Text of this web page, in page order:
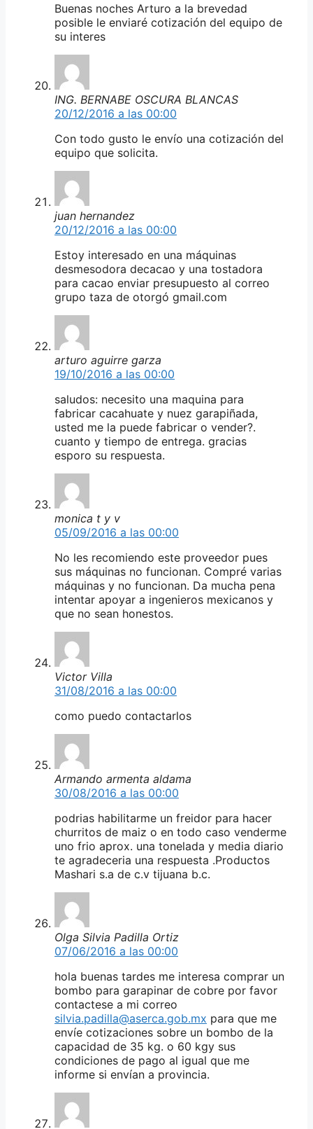
Buenas noches Arturo a la brevedad
posible le enviaré cotización del equipo de
su interes
ING. BERNABE OSCURA BLANCAS
20/12/2016 a las 00:00
Con todo gusto le envío una cotización del
equipo que solicita.
juan hernandez
20/12/2016 a las 00:00
Estoy interesado en una máquinas
desmesodora decacao y una tostadora
para cacao enviar presupuesto al correo
grupo taza de otorgó gmail.com
arturo aguirre garza
19/10/2016 a las 00:00
saludos: necesito una maquina para
fabricar cacahuate y nuez garapiñada,
usted me la puede fabricar o vender?.
cuanto y tiempo de entrega. gracias
esporo su respuesta.
monica t y v
05/09/2016 a las 00:00
No les recomiendo este proveedor pues
sus máquinas no funcionan. Compré varias
máquinas y no funcionan. Da mucha pena
intentar apoyar a ingenieros mexicanos y
que no sean honestos.
Victor Villa
31/08/2016 a las 00:00
como puedo contactarlos
Armando armenta aldama
30/08/2016 a las 00:00
podrias habilitarme un freidor para hacer
churritos de maiz o en todo caso venderme
uno frio aprox. una tonelada y media diario
te agradeceria una respuesta .Productos
Mashari s.a de c.v tijuana b.c.
Olga Silvia Padilla Ortiz
07/06/2016 a las 00:00
hola buenas tardes me interesa comprar un
bombo para garapinar de cobre por favor
contactese a mi correo
silvia.padilla@aserca.gob.mx para que me
envíe cotizaciones sobre un bombo de la
capacidad de 35 kg. o 60 kgy sus
condiciones de pago al igual que me
informe si envían a provincia.